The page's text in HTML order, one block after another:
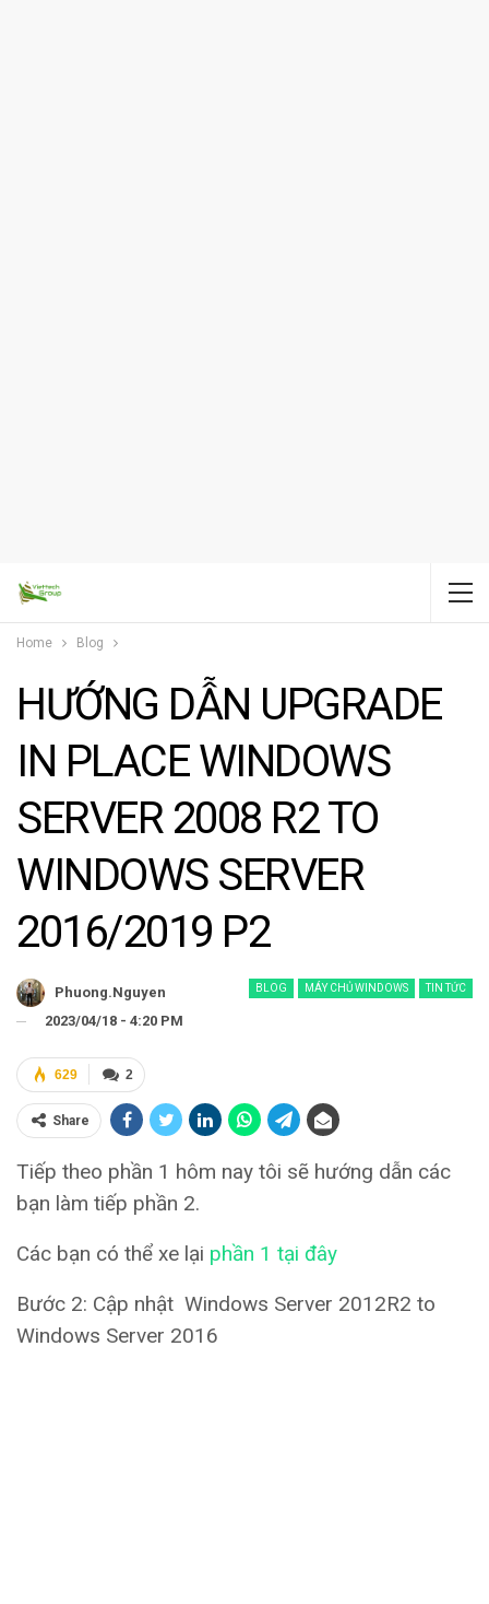
Home Blog
HƯỚNG DẪN UPGRADE
IN PLACE WINDOWS
SERVER 2008 R2 TO
WINDOWS SERVER
2016/2019 P2
BLOG MÁY CHỦ WINDOWS TIN TỨC
Phuong.nguyen
2023/04/18 - 4:20 PM
2
629
Share
Tiếp theo phần 1 hôm nay tôi sẽ hướng dẫn các
bạn làm tiếp phần 2.
Các bạn có thể xe lại phần 1 tại đây
Bước 2: Cập nhật Windows Server 2012R2 to
Windows Server 2016